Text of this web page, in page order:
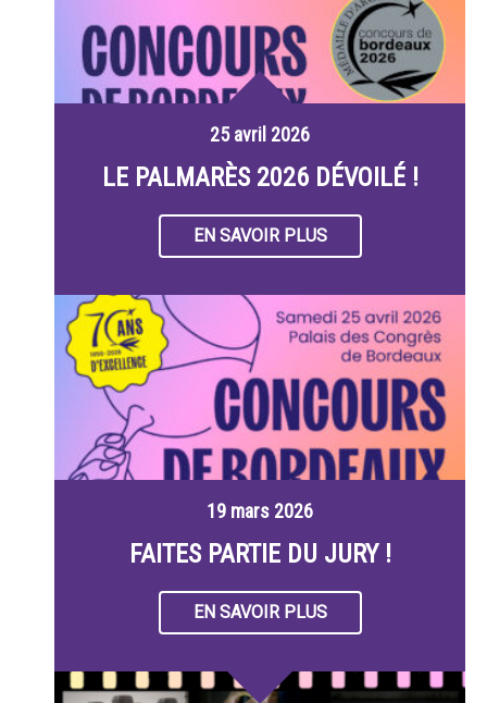
25 avril 2026
LE PALMARÈS 2026 DÉVOILÉ !
EN SAVOIR PLUS
19 mars 2026
FAITES PARTIE DU JURY !
EN SAVOIR PLUS